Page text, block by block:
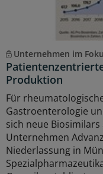
Unternehmen im
Produktion
Für
Gastroenterologie
sich neue
Unternehmen
Niederlassung in